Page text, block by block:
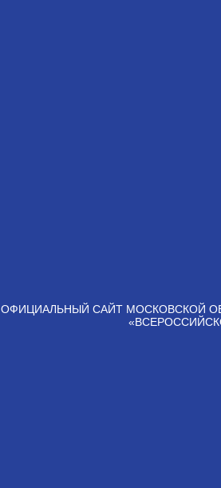
ОФИЦИАЛЬНЫЙ САЙТ МОСКОВСКОЙ